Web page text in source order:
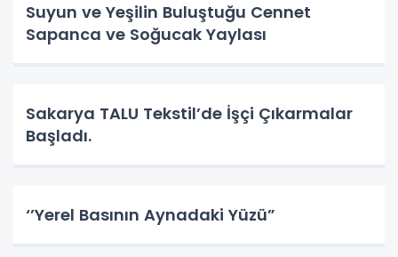
Suyun ve Yeşilin Buluştuğu Cennet
Sapanca ve Soğucak Yaylası
Sakarya TALU Tekstil’de İşçi Çıkarmalar
Başladı.
‘’Yerel Basının Aynadaki Yüzü”